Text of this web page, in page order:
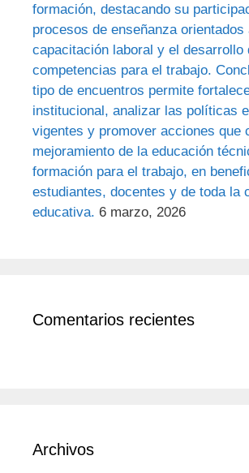
formación, destacando su
procesos de enseñanza orientados
capacitación laboral y el desarrollo
competencias para el trabajo.
tipo de encuentros permite
institucional, analizar las políticas
vigentes y promover acciones que
mejoramiento de la educación
formación para el trabajo, en
estudiantes, docentes y de toda la
educativa. 6 marzo, 2026
Comentarios recientes
Archivos